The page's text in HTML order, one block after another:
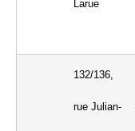
Larue
132/136,
rue Julian-